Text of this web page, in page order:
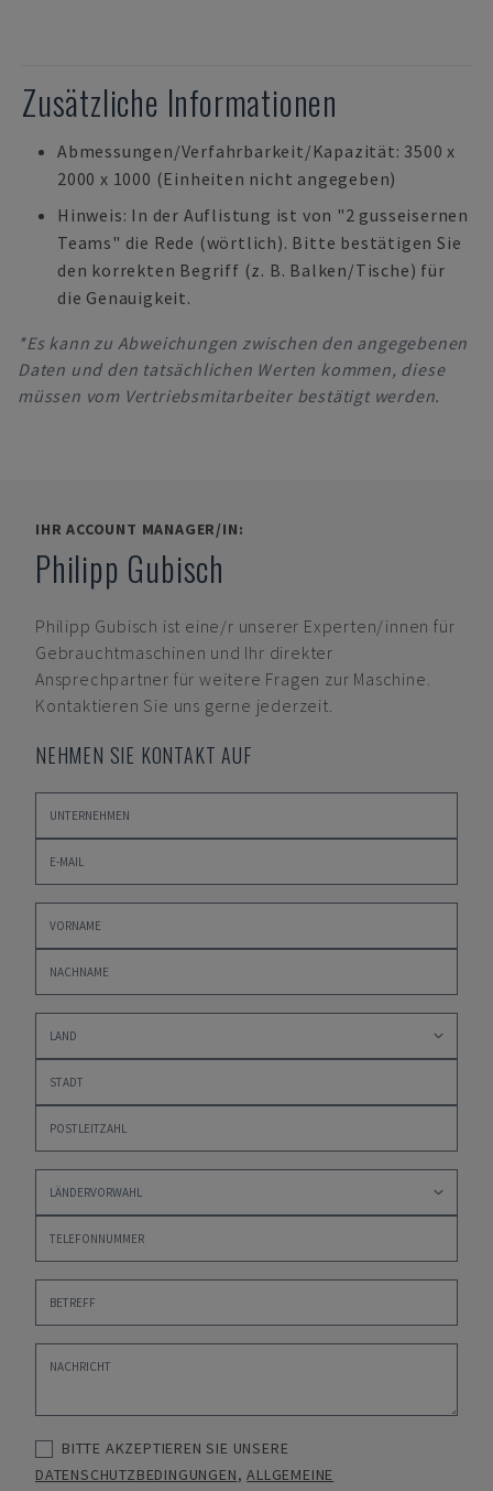
Zusätzliche Informationen
Abmessungen/Verfahrbarkeit/Kapazität: 3500 x
2000 x 1000 (Einheiten nicht angegeben)
Hinweis: In der Auflistung ist von "2 gusseisernen
Teams" die Rede (wörtlich). Bitte bestätigen Sie
den korrekten Begriff (z. B. Balken/Tische) für
die Genauigkeit.
*Es kann zu Abweichungen zwischen den angegebenen
Daten und den tatsächlichen Werten kommen, diese
müssen vom Vertriebsmitarbeiter bestätigt werden.
IHR ACCOUNT MANAGER/IN:
Philipp Gubisch
Philipp Gubisch ist eine/r unserer Experten/innen für
Gebrauchtmaschinen und Ihr direkter
Ansprechpartner für weitere Fragen zur Maschine.
Kontaktieren Sie uns gerne jederzeit.
NEHMEN SIE KONTAKT AUF
BITTE AKZEPTIEREN SIE UNSERE
DATENSCHUTZBEDINGUNGEN,ALLGEMEINE